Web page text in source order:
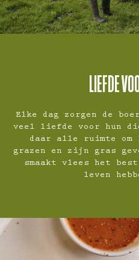
LIEFDE
Elke dag zorgen de
veel liefde voor hun
daar alle ruimte
grazen en zijn gras
smaakt vlees het
leven